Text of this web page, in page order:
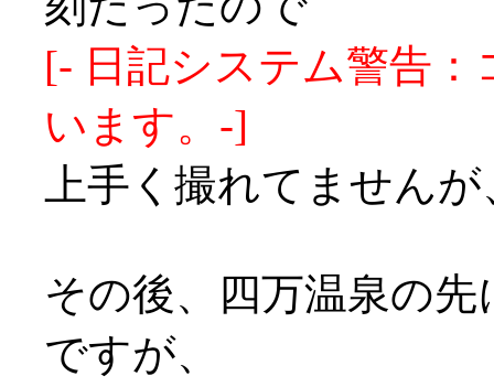
[- 日記システム警告
います。-]
上手く撮れてません
その後、四万温泉の
ですが、